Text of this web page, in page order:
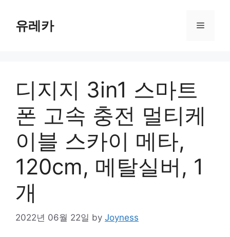
content유레카 Menu
디지지 3in1 스마트
폰 고속 충전 멀티케
이블 스카이 메타,
120cm, 메탈실버, 1
개
2022년 06월 22일 by Joyness